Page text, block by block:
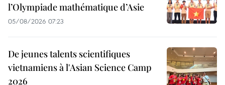
l’Olympiade mathématique d’Asie
05/08/2026 07:23
De jeunes talents scientifiques
vietnamiens à l'Asian Science Camp
2026